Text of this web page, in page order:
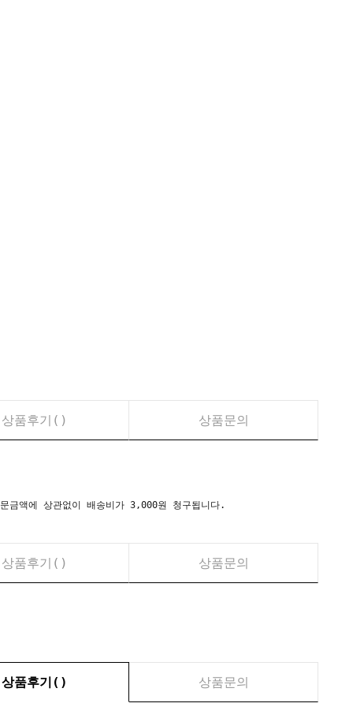
상품후기( ) 상품문의
에 상관없이 배송비가 3,000원 청구됩니다.
상품후기( ) 상품문의
상품후기( ) 상품문의